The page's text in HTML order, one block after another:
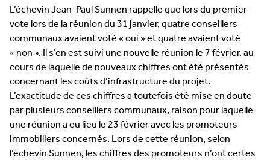
L’échevin Jean-Paul Sunnen rappelle que lors du premier
vote lors de la réunion du 31 janvier, quatre conseillers
communaux avaient voté « oui » et quatre avaient voté
« non ». Il s’en est suivi une nouvelle réunion le 7 février, au
cours de laquelle de nouveaux chiffres ont été présentés
concernant les coûts d’infrastructure du projet.
L’exactitude de ces chiffres a toutefois été mise en doute
par plusieurs conseillers communaux, raison pour laquelle
une réunion a eu lieu le 23 février avec les promoteurs
immobiliers concernés. Lors de cette réunion, selon
l’échevin Sunnen, les chiffres des promoteurs n’ont certes